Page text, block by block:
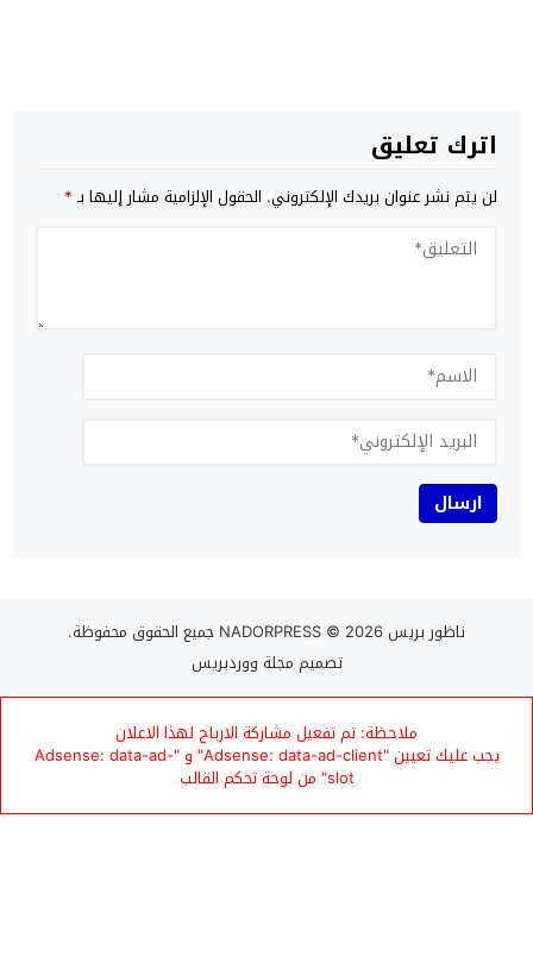
اترك تعليق
لن يتم نشر عنوان بريدك الإلكتروني. الحقول الإلزامية مشار إليها بـ*
ناظور بريس NADORPRESS© 2026 جميع الحقوق محفوظة.
تصميم مجلة ووردبريس
ملاحظة: تم تفعيل مشاركة الارباح لهذا الاعلان
يجب عليك تعيين "Adsense: data-ad-client" و "Adsense: data-ad-
slot" من لوحة تحكم القالب